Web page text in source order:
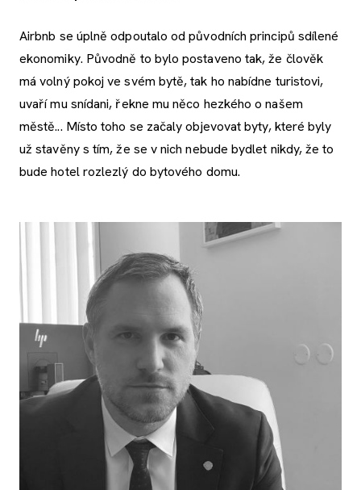
Airbnb se úplně odpoutalo od původních principů sdílené
ekonomiky. Původně to bylo postaveno tak, že člověk
má volný pokoj ve svém bytě, tak ho nabídne turistovi,
uvaří mu snídani, řekne mu něco hezkého o našem
městě... Místo toho se začaly objevovat byty, které byly
už stavěny s tím, že se v nich nebude bydlet nikdy, že to
bude hotel rozlezlý do bytového domu.